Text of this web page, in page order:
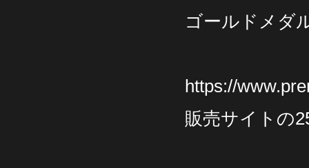
ゴールドメダ
https://
販売サイトの